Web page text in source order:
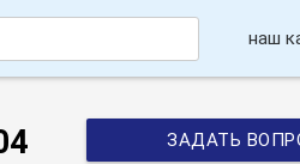
наш
ЗАДАТЬ